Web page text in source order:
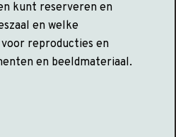
kunt reserveren en
en welke
reproducties en
en beeldmateriaal.